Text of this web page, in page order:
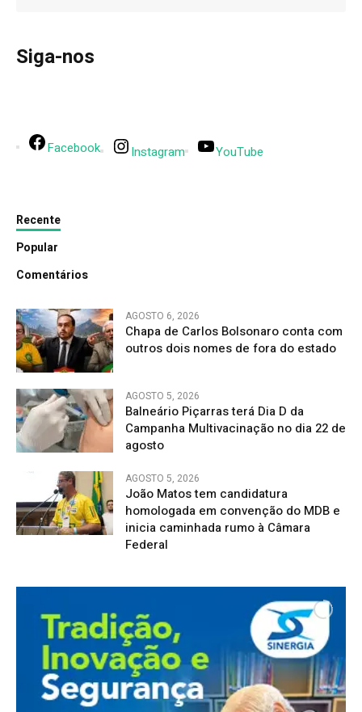
Siga-nos
Facebook Instagram YouTube
Recente
Popular
Comentários
AGOSTO 6, 2026
Chapa de Carlos Bolsonaro conta com
outros dois nomes de fora do estado
AGOSTO 5, 2026
Balneário Piçarras terá Dia D da
Campanha Multivacinação no dia 22 de
agosto
AGOSTO 5, 2026
João Matos tem candidatura
homologada em convenção do MDB e
inicia caminhada rumo à Câmara
Federal